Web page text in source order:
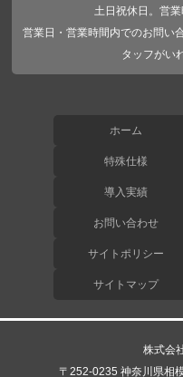
土日祝休日。営
営業日・営業時間内でのお問い
タッフがい
ホーム
特殊仕様
導入実績
お問い合わせ
サイトポリシー
サイトマップ
株式会
〒252-0235 神奈川県相